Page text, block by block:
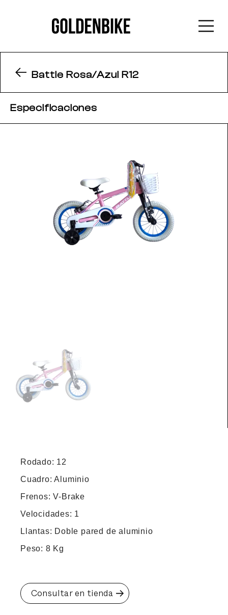
Battle Rosa/Azul R12
Especificaciones
Rodado: 12
Cuadro: Aluminio
Frenos: V-Brake
Velocidades: 1
Llantas: Doble pared de aluminio
Peso: 8 Kg
Consultar en tienda